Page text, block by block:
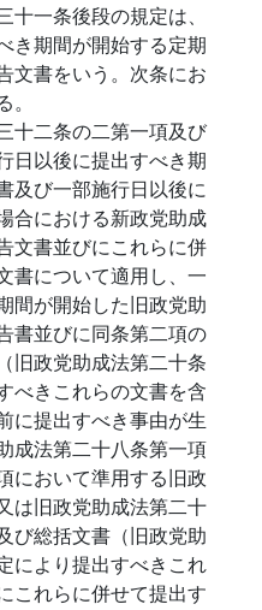
十一条後段の規定は、
き期間が開始する定期
文書をいう。次条にお
十二条の二第一項及び
日以後に提出すべき期
及び一部施行日以後に
合における新政党助成
文書並びにこれらに併
書について適用し、一
間が開始した旧政党助
書並びに同条第二項の
旧政党助成法第二十条
べきこれらの文書を含
に提出すべき事由が生
成法第二十八条第一項
において準用する旧政
は旧政党助成法第二十
び総括文書（旧政党助
により提出すべきこれ
これらに併せて提出す